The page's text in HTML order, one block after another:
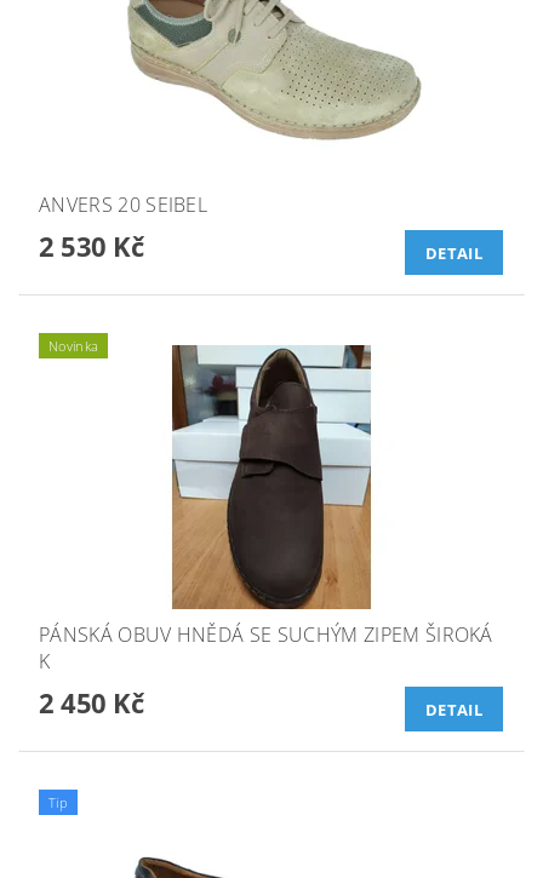
ANVERS 20 SEIBEL
2 530 Kč DETAIL
Novinka
PÁNSKÁ OBUV HNĚDÁ SE SUCHÝM ZIPEM ŠIROKÁ
K
2 450 Kč DETAIL
Tip